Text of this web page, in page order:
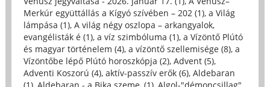
Merkúr együttállás a Kígyó szívében – 202 (1), a Világ
lámpása (1), A világ négy oszlopa – arkangyalok,
evangélisták é (1), a víz szimbóluma (1), a Vízöntő Plútó
és magyar történelem (4), a vízöntő szellemisége (8), a
Vízöntőbe lépő Plútó horoszkópja (2), Advent (5),
Adventi Koszorú (4), aktív-passzív erők (6), Aldebaran